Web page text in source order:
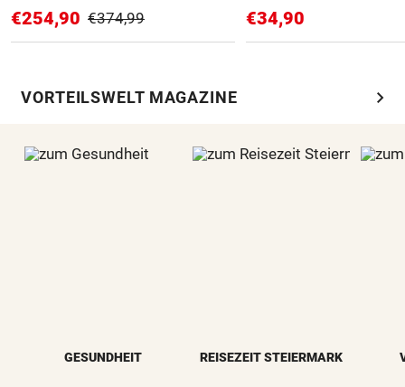
€254,90 €374,99 €34,90
VORTEILSWELT MAGAZINE chevron_right
GESUNDHEIT REISEZEIT STEIERMARK